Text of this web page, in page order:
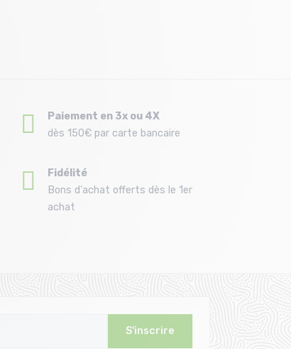
Paiement en 3x ou 4X
dès 150€ par carte bancaire
Fidélité
Bons d'achat offerts dès le 1er
achat
S'inscrire